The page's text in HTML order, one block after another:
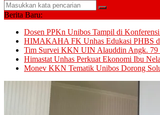
Berita Baru:
Dosen PPKn Unibos Tampil di
HIMAKAHA FK Unhas Edukasi PHBS
Tim Survei KKN UIN Alauddin Angk. 79
Himastat Unhas Perkuat Ekonomi Ibu
Monev KKN Tematik Unibos Dorong